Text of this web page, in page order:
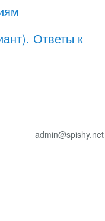
Ответы к
admin@spishy.net